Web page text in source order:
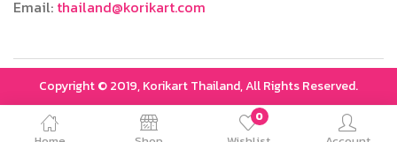
0
Email: thailand@korikart.com
Copyright © 2019, Korikart Thailand, All Rights Reserved.